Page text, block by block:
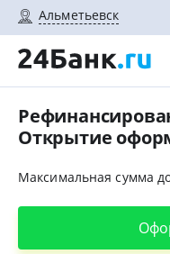
Альметьевск
Открытие
Максимальная сумма